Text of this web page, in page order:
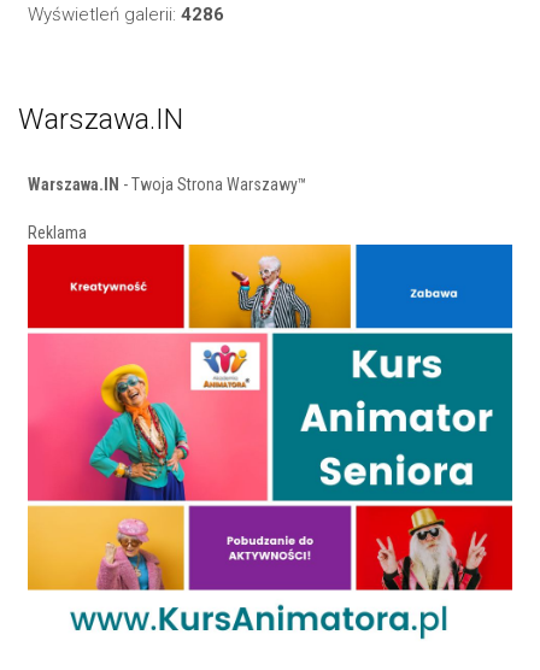
Wyświetleń galerii: 4286
Warszawa.IN
Warszawa.IN - Twoja Strona Warszawy™
Reklama